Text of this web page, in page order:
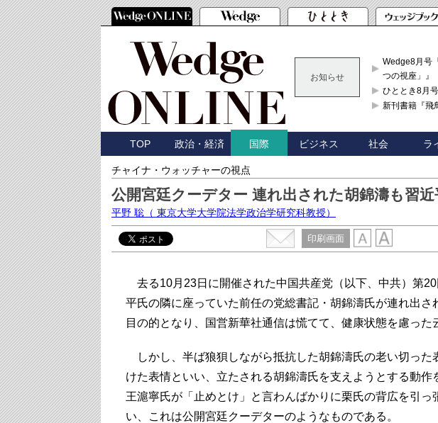
お知らせ
Wedge8月号
つの視座」』
ひととき8月
新刊書籍『飛
TOP 政治・経済 国際 ビジネス 社会 ラ
チャイナ・ウォッチャーの視点
公開宮廷クーデター 連れ出された胡錦濤も習
平野 聡 （ 東京大学大学院法学政治学研究科教授）
印刷画面
去る10月23日に開催された中国共産党（以下、中共）第
平氏の隣に座っていた前任の党総書記・胡錦濤氏が連れ出さ
目の的となり、国営新華社通信は慌てて、健康状態を慮った
しかし、半ば狼狽しながら抵抗した胡錦濤氏の老い切った
けた表情といい、立たされる胡錦濤氏を支えようとする動作
王滬寧氏が「止めとけ」と言わんばかりに栗氏の背広を引っ
い、これは公開宮廷クーデターのようなものである。